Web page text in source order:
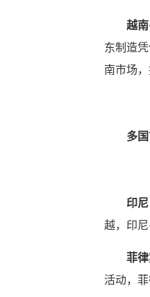
越
东制造
南市场
多
印
越，印
菲
活动，